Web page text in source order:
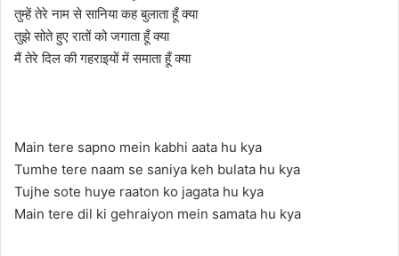
तुम्हें तेरे नाम से सानिया कह बुलाता हूँ क्या
तुझे सोते हुए रातों को जगाता हूँ क्या
मैं तेरे दिल की गहराइयों में समाता हूँ क्या
Main tere sapno mein kabhi aata hu kya
Tumhe tere naam se saniya keh bulata hu kya
Tujhe sote huye raaton ko jagata hu kya
Main tere dil ki gehraiyon mein samata hu kya